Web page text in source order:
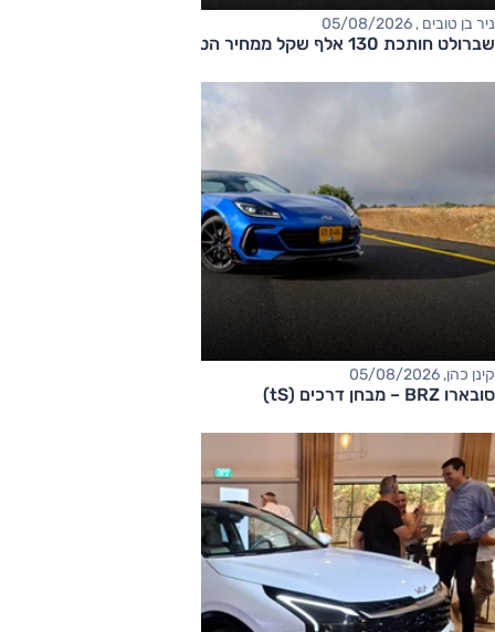
ניר בן טובים , 05/08/2026
שברולט חותכת 130 אלף שקל ממחיר הטאהו
קינן כהן, 05/08/2026
סובארו BRZ – מבחן דרכים (tS)